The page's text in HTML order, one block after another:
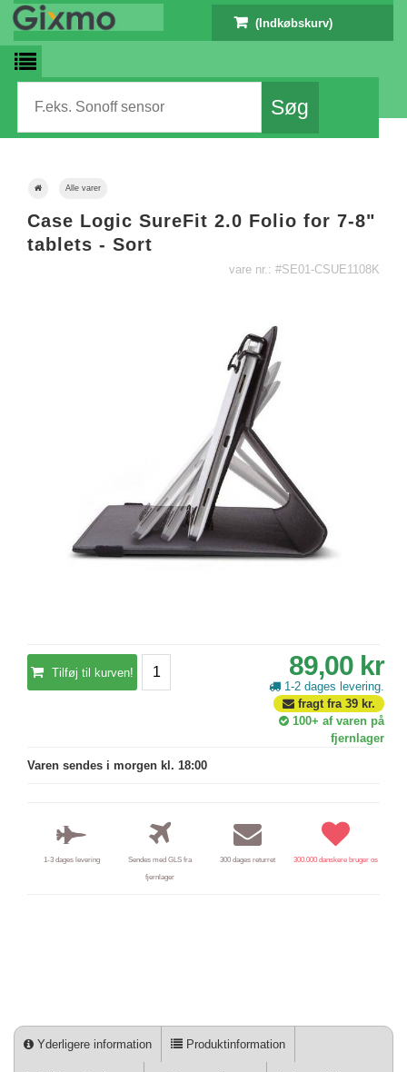
(Indkøbskurv)
Alle varer
Case Logic SureFit 2.0 Folio for 7-8"
tablets - Sort
vare nr.: #SE01-CSUE1108K
Tilføj til kurven! 89,00 kr
1-2 dages levering.
fragt fra 39kr.
100+ af varen på
fjernlager
Varen sendes i morgen kl. 18:00
1-3 dages levering Sendes med GLS fra
fjernlager
300 dages returret 300.000 danskere bruger os
Yderligere information Produktinformation